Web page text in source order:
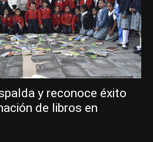
y reconoce éxito
de libros en